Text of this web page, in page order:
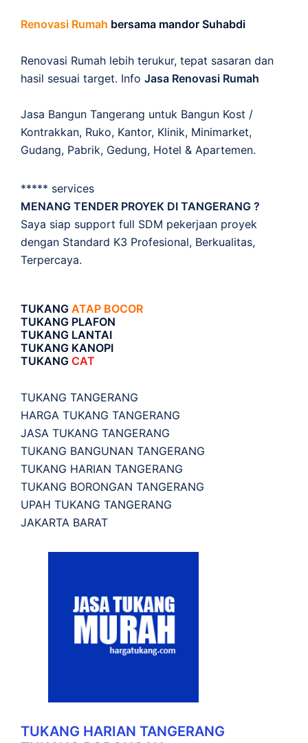
Renovasi Rumah bersama mandor Suhabdi
Renovasi Rumah lebih terukur, tepat sasaran dan
hasil sesuai target. Info Jasa Renovasi Rumah
Jasa Bangun Tangerang untuk Bangun Kost /
Kontrakkan, Ruko, Kantor, Klinik, Minimarket,
Gudang, Pabrik, Gedung, Hotel & Apartemen.
***** services
MENANG TENDER PROYEK DI TANGERANG ?
Saya siap support full SDM pekerjaan proyek
dengan Standard K3 Profesional, Berkualitas,
Terpercaya.
TUKANG ATAP BOCOR
TUKANG PLAFON
TUKANG LANTAI
TUKANG KANOPI
TUKANG CAT
TUKANG TANGERANG
HARGA TUKANG TANGERANG
JASA TUKANG TANGERANG
TUKANG BANGUNAN TANGERANG
TUKANG HARIAN TANGERANG
TUKANG BORONGAN TANGERANG
UPAH TUKANG TANGERANG
JAKARTA BARAT
TUKANG HARIAN TANGERANG